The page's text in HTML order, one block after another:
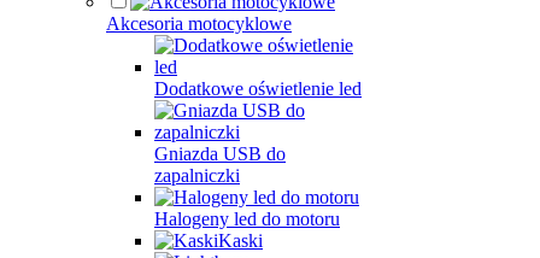
Akcesoria motocyklowe
Dodatkowe oświetlenie led
Gniazda USB do
zapalniczki
Halogeny led do motoru
Kaski